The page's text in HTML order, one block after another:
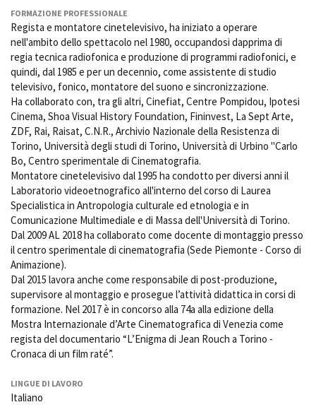
Location scouting
Spazi nella sede FCTP
Sala Casting
Sala Paolo Tenna
FILM FUNDS
Piemonte Film Tv Fund
Piemonte Film Tv
Development Fund
Piemonte Doc Film Fund
Short Film Fund
PRODUCTION GUIDE
Società di produzione
Strutture di servizio
Professionisti
Attrici-Attori
Beginners
LOCATION GUIDE
FILM DATABASE
BOOK DATABASE
Filmfestspiele Berlin
Festival de Cannes
Biografilm Festival - Bio to B
Industry Days
Locarno Film Festival
Mostra Internazionale d’Arte
Cinematografica Venezia
Toronto International Film
Festival
Festa del Cinema di Roma
Torino Film Festival
David di Donatello
Nastri d’Argento
Premio Solinas
Location - Accedi al tuo
profilo
Location - Nuovo utente
Newsletter
Lavora con noi
FORMAZIONE PROFESSIONALE
Regista e montatore cinetelevisivo, ha iniziato a operare
nell'ambito dello spettacolo nel 1980, occupandosi dapprima di
regia tecnica radiofonica e produzione di programmi radiofonici, e
quindi, dal 1985 e per un decennio, come assistente di studio
televisivo, fonico, montatore del suono e sincronizzazione.
Ha collaborato con, tra gli altri, Cinefiat, Centre Pompidou, Ipotesi
Cinema, Shoa Visual History Foundation, Fininvest, La Sept Arte,
ZDF, Rai, Raisat, C.N.R., Archivio Nazionale della Resistenza di
Torino, Università degli studi di Torino, Università di Urbino "Carlo
Bo, Centro sperimentale di Cinematografia.
Montatore cinetelevisivo dal 1995 ha condotto per diversi anni il
Laboratorio videoetnografico all'interno del corso di Laurea
Specialistica in Antropologia culturale ed etnologia e in
Comunicazione Multimediale e di Massa dell'Università di Torino.
Dal 2009 AL 2018 ha collaborato come docente di montaggio presso
il centro sperimentale di cinematografia (Sede Piemonte - Corso di
Animazione).
Dal 2015 lavora anche come responsabile di post-produzione,
supervisore al montaggio e prosegue l’attività didattica in corsi di
formazione. Nel 2017 è in concorso alla 74a alla edizione della
Mostra Internazionale d’Arte Cinematografica di Venezia come
regista del documentario “L’Enigma di Jean Rouch a Torino -
Cronaca di un film raté”.
LINGUE DI LAVORO
Italiano